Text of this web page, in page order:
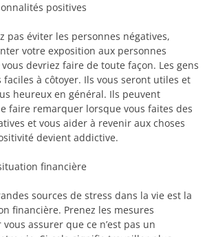
positives
pas éviter les personnes négatives,
votre exposition aux personnes
devriez faire de toute façon. Les gens
à côtoyer. Ils vous seront utiles et
heureux en général. Ils peuvent
faire remarquer lorsque vous faites des
et vous aider à revenir aux choses
devient addictive.
financière
sources de stress dans la vie est la
financière. Prenez les mesures
assurer que ce n’est pas un